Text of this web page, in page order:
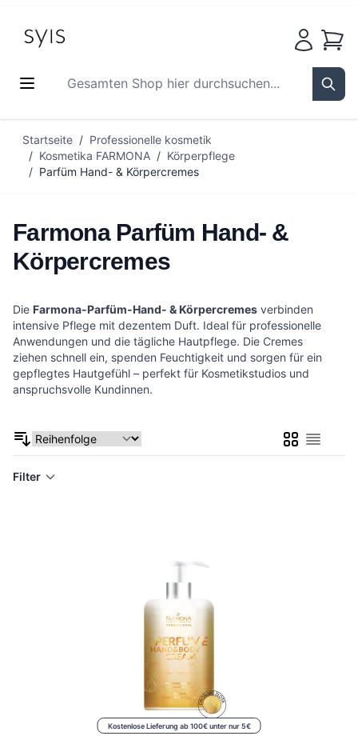
Gesamten Shop hier durchsuchen...
Startseite / Professionelle kosmetik
/ Kosmetika FARMONA / Körperpflege
/ Parfüm Hand- & Körpercremes
Farmona Parfüm Hand- &
Körpercremes
Die Farmona-Parfüm-Hand- & Körpercremes verbinden
intensive Pflege mit dezentem Duft. Ideal für professionelle
Anwendungen und die tägliche Hautpflege. Die Cremes
ziehen schnell ein, spenden Feuchtigkeit und sorgen für ein
gepflegtes Hautgefühl – perfekt für Kosmetikstudios und
anspruchsvolle Kundinnen.
ListeListe
Filter
Kostenlose Lieferung ab 100€ unter nur 5€